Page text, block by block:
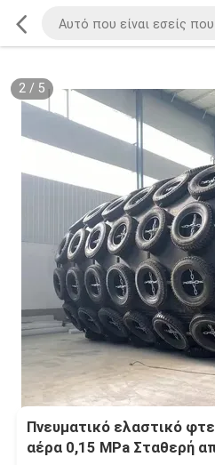
2/ 5
Πνευματικό ελαστικό
αέρα 0,15 MPa Σταθερή